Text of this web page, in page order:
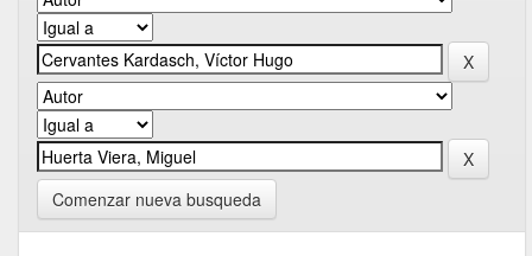
Comenzar nueva busqueda